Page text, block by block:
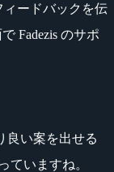
ードバックを伝
Fadezis のサポ
良い案を出せる
ていますね。